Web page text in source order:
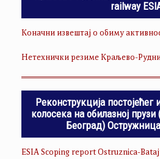
railway
Коначни извештај о обиму
Нетехнички резиме Краљево-
Реконструкција
колосека на обилазној
Београд)
ESIA Scoping report Ostruznica-